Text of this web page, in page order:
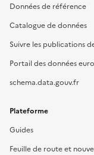
Données de référence
Catalogue de données
Suivre les publications
Portail des données
schema.data.gouv.fr
Plateforme
Guides
Feuille de route et